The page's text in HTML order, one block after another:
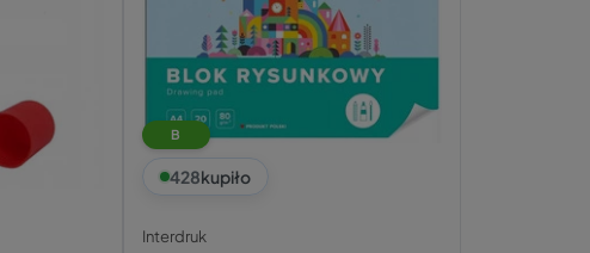
B
428kupiło
Interdruk